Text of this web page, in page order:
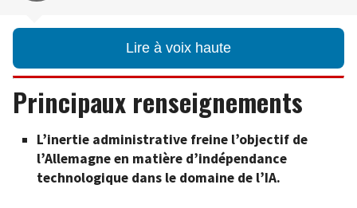
Lire à voix haute
Principaux renseignements
L’inertie administrative freine l’objectif de
l’Allemagne en matière d’indépendance
technologique dans le domaine de l’IA.